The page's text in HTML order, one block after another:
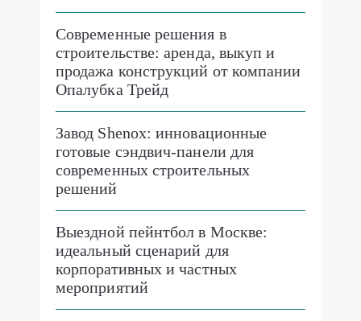
Современные решения в
строительстве: аренда, выкуп и
продажа конструкций от компании
Опалубка Трейд
Завод Shenox: инновационные
готовые сэндвич-панели для
современных строительных
решений
Выездной пейнтбол в Москве:
идеальный сценарий для
корпоративных и частных
мероприятий